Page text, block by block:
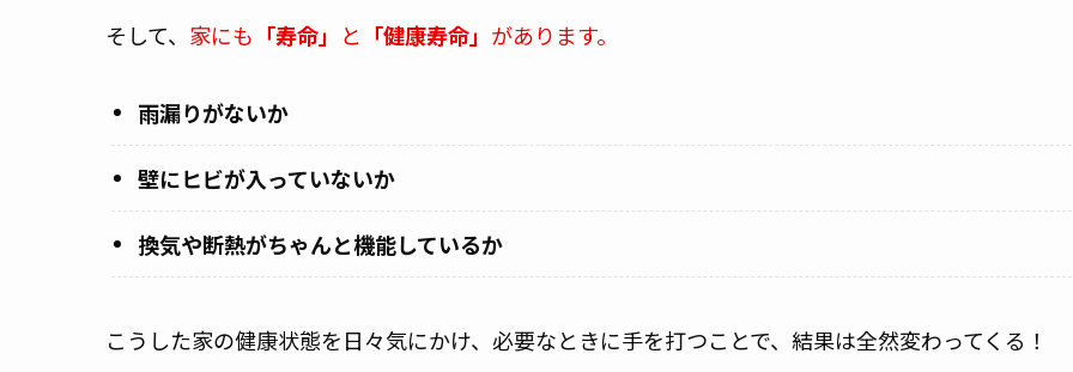
そして、 家にも 「寿命」 と 「健康寿命」 があります。
雨漏りがないか
壁にヒビが入っていないか
換気や断熱がちゃんと機能しているか
こうした家の健康状態を日々気にかけ、必要なときに手を打つことで、結果は全然変わってくる！